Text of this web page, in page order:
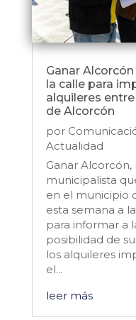
Ganar
la calle para
alquileres
de Alcorcón
por
Actualidad
Ganar
municipalista
en el municipio
esta semana a
para informar a
posibilidad de
los alquileres
el...
leer más